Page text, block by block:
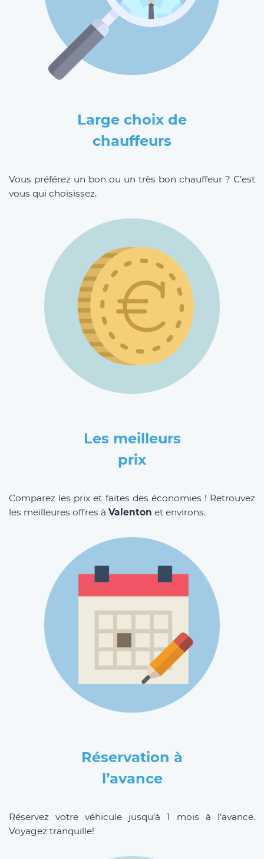
Large choix de
chauffeurs
Vous préférez un bon ou un très bon chauffeur ? C’est
vous qui choisissez.
Les meilleurs
prix
Comparez les prix et faites des économies ! Retrouvez
les meilleures offres à Valenton et environs.
Réservation à
l’avance
Réservez votre véhicule jusqu’à 1 mois à l’avance.
Voyagez tranquille!